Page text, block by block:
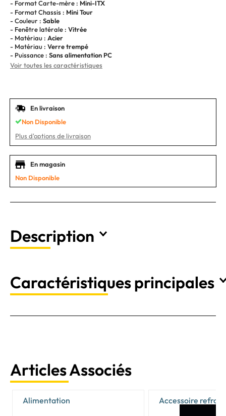
- Format Carte-mère : Mini-ITX
- Format Chassis : Mini Tour
- Couleur : Sable
- Fenêtre latérale : Vitrée
- Matériau : Acier
- Matériau : Verre trempé
- Puissance : Sans alimentation PC
Voir toutes les caractéristiques
En livraison
Non Disponible
Plus d'options de livraison
En magasin
Non Disponible
Description
Caractéristiques principales
Articles Associés
Alimentation Accessoire